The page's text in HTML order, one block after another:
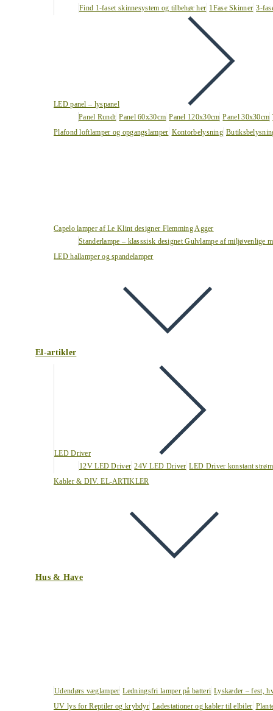
Find 1-faset skinnesystem og tilbehør her 1Fase Skinner 3-
LED panel – lyspanel
Panel Rundt Panel 60x30cm Panel 120x30cm Panel 30x30cm
Plafond loftlamper og opgangslamper Kontorbelysning
Capelo lamper af Le Klint designer Flemming Agger
Standerlampe – klasssisk designet Gulvlampe af miljøvenlige
LED hallamper og spandelamper
El-artikler
LED Driver
12V LED Driver 24V LED Driver LED Driver konstant strøm
Kabler & DIV. EL-ARTIKLER
Hus & Have
Udendørs væglamper Ledningsfri lamper på batteri Lyskæder – fest,
UV lys for Reptiler og krybdyr Ladestationer og kabler til elbiler